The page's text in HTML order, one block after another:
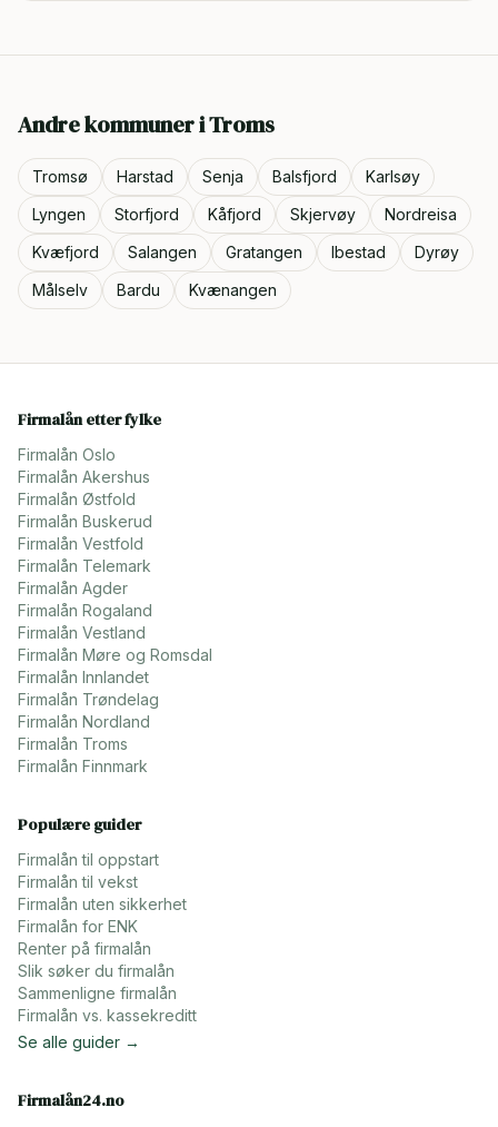
Andre kommuner iTroms
Tromsø Harstad Senja Balsfjord
Karlsøy
Lyngen
Storfjord Kåfjord Skjervøy
Nordreisa
Kvæfjord
Salangen Gratangen Ibestad
Dyrøy
Målselv
Bardu Kvænangen
Firmalån etter fylke
Firmalån Oslo
Firmalån Akershus
Firmalån Østfold
Firmalån Buskerud
Firmalån Vestfold
Firmalån Telemark
Firmalån Agder
Firmalån Rogaland
Firmalån Vestland
Firmalån Møre og Romsdal
Firmalån Innlandet
Firmalån Trøndelag
Firmalån Nordland
Firmalån Troms
Firmalån Finnmark
Populære guider
Firmalån til oppstart
Firmalån til vekst
Firmalån uten sikkerhet
Firmalån for ENK
Renter på firmalån
Slik søker du firmalån
Sammenligne firmalån
Firmalån vs. kassekreditt
Se alle guider →
Firmalån24.no